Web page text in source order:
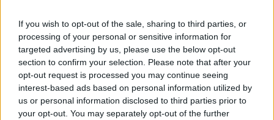
If you wish to opt-out of the sale, sharing to third parties, or
processing of your personal or sensitive information for
targeted advertising by us, please use the below opt-out
section to confirm your selection. Please note that after your
opt-out request is processed you may continue seeing
interest-based ads based on personal information utilized by
us or personal information disclosed to third parties prior to
your opt-out. You may separately opt-out of the further